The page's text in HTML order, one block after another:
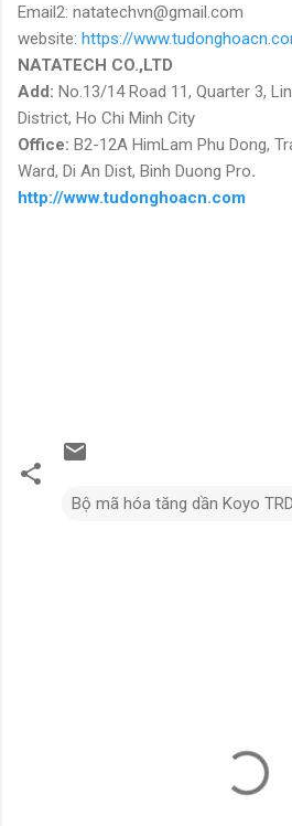
Email2: natatechvn@gmail.com
website: https://
NATATECH CO.,LTD
Add: No.13/14 Road 11, Quarter 3,
District, Ho Chi Minh City
Office: B2-12A HimLam Phu Dong,
Ward, Di An Dist, Binh Duong Pro.
http://www.tudonghoacn.com
Bộ mã hóa tăng dần Koyo